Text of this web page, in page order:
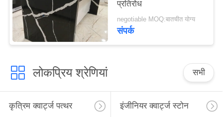
प्रतिरोध
negotiable MOQ:बातचीत योग्य
संपर्क
लोकप्रिय श्रेणियां सभी
कृत्रिम क्वार्ट्ज पत्थर इंजीनियर क्वार्ट्ज स्टोन